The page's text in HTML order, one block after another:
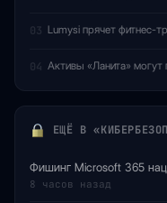
03 Lumysi прячет фитнес-
04 Активы «Ланита» могут
ЕЩЁ В
Фишинг Microsoft 365
8 часов назад